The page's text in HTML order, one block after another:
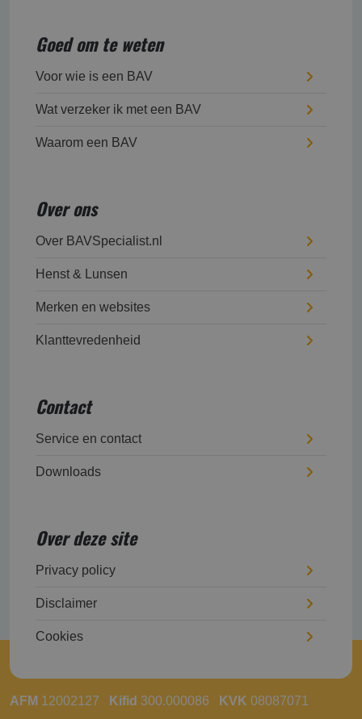
Goed om te weten
Voor wie is een BAV
Wat verzeker ik met een BAV
Waarom een BAV
Over ons
Over BAVSpecialist.nl
Henst & Lunsen
Merken en websites
Klanttevredenheid
Contact
Service en contact
Downloads
Over deze site
Privacy policy
Disclaimer
Cookies
AFM 12002127 Kifid 300.000086 KVK 08087071